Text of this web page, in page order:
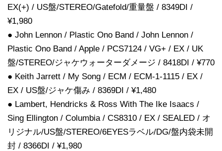
EX(+) / US盤/STEREO/Gatefold/重量盤 / 8349DI /
¥1,980
● John Lennon / Plastic Ono Band / John Lennon /
Plastic Ono Band / Apple / PCS7124 / VG+ / EX / UK
盤/STEREO/ジャケウォーターダメージ / 8418DI / ¥770
● Keith Jarrett / My Song / ECM / ECM-1-1115 / EX /
EX / US盤/ジャケ傷み / 8369DI / ¥1,480
● Lambert, Hendricks & Ross With The Ike Isaacs /
Sing Ellington / Columbia / CS8310 / EX / SEALED / オ
リジナル/US盤/STEREO/6EYESラベル/DG/盤内袋未開
封 / 8366DI / ¥1,980